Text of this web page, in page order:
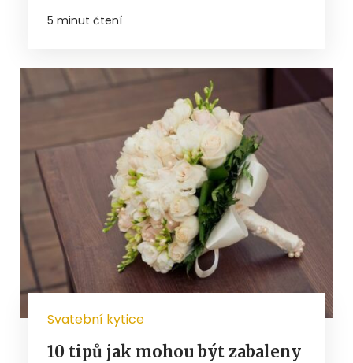
5 minut čtení
Svatební kytice
10 tipů jak mohou být zabaleny